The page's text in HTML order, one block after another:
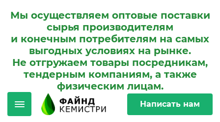
Мы осуществляем оптовые поставки
сырья производителям
и конечным потребителям на самых
выгодных условиях на рынке.
Не отгружаем товары посредникам,
тендерным компаниям, а также
физическим лицам.
Написать нам